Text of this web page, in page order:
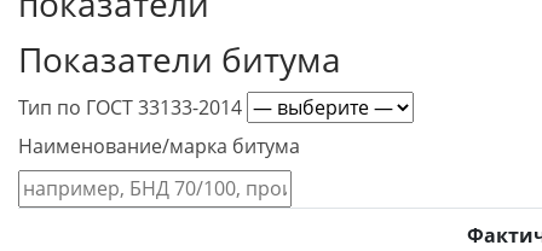
Показатели битума
Тип по ГОСТ 33133-2014
Наименование/марка битума